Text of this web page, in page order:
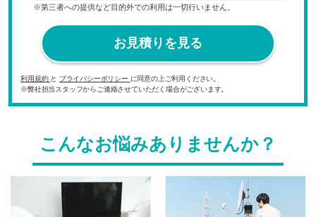
※第三者への提供など目的外での利用は一切行いません。
お見積りを見る
利用規約 と プライバシーポリシー に同意の上ご利用ください。
※弊社担当スタッフからご連絡させていただく場合がございます。
こんなお悩みありませんか？